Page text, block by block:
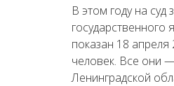
В этом году на суд
государственного
показан 18
человек. Все они
Ленинградской